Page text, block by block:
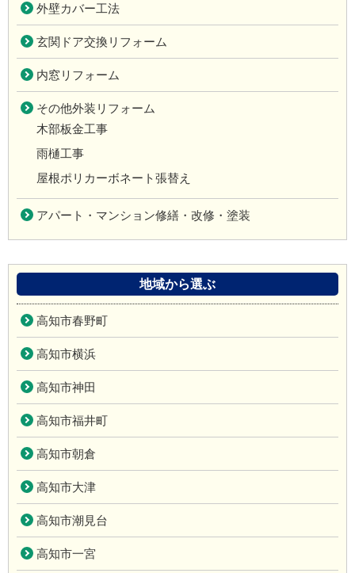
外壁カバー工法
玄関ドア交換リフォーム
内窓リフォーム
その他外装リフォーム
木部板金工事
雨樋工事
屋根ポリカーボネート張替え
アパート・マンション修繕・改修・塗装
地域から選ぶ
高知市春野町
高知市横浜
高知市神田
高知市福井町
高知市朝倉
高知市大津
高知市潮見台
高知市一宮